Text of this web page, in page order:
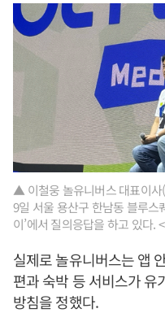
▲ 이철웅 놀유니버스 대표이사
9일 서울 용산구 한남동 블루스
이’에서 질의응답을 하고 있다.
실제로 놀유니버스는 앱
편과 숙박 등 서비스가
방침을 정했다.